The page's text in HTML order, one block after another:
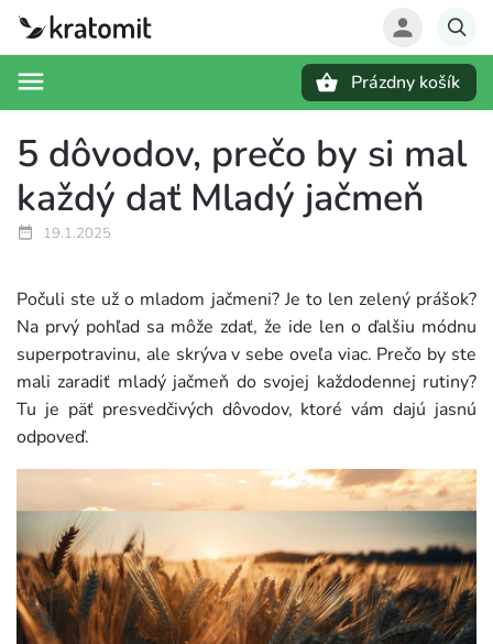
Prázdny košík
5 dôvodov, prečo by si mal
každý dať Mladý jačmeň
19.1.2025
Počuli ste už o mladom jačmeni? Je to len zelený prášok?
Na prvý pohľad sa môže zdať, že ide len o ďalšiu módnu
superpotravinu, ale skrýva v sebe oveľa viac. Prečo by ste
mali zaradiť mladý jačmeň do svojej každodennej rutiny?
Tu je päť presvedčivých dôvodov, ktoré vám dajú jasnú
odpoveď.